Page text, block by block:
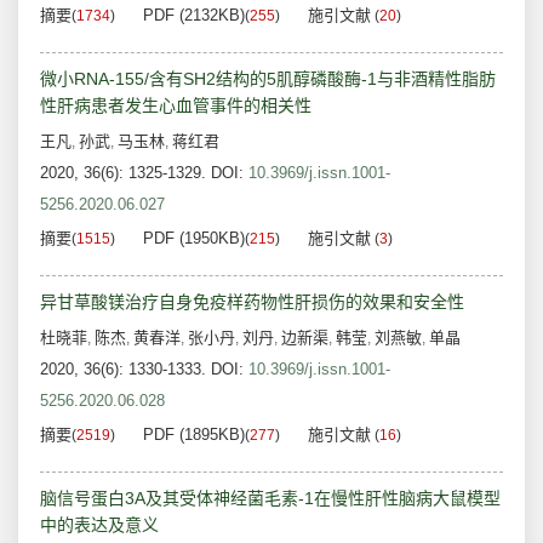
摘要(1734) PDF (2132KB)(255) 施引文献 (20)
微小RNA-155/含有SH2结构的5肌醇磷酸酶-1与非酒精性脂肪
性肝病患者发生心血管事件的相关性
王凡, 孙武, 马玉林, 蒋红君
2020, 36(6): 1325-1329. DOI: 10.3969/j.issn.1001-
5256.2020.06.027
摘要(1515) PDF (1950KB)(215) 施引文献 (3)
异甘草酸镁治疗自身免疫样药物性肝损伤的效果和安全性
杜晓菲, 陈杰, 黄春洋, 张小丹, 刘丹, 边新渠, 韩莹, 刘燕敏, 单晶
2020, 36(6): 1330-1333. DOI: 10.3969/j.issn.1001-
5256.2020.06.028
摘要(2519) PDF (1895KB)(277) 施引文献 (16)
脑信号蛋白3A及其受体神经菌毛素-1在慢性肝性脑病大鼠模型
中的表达及意义